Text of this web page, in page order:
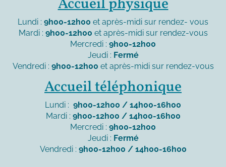
Accueil physique
Lundi : 9h00-12h00 et après-midi sur rendez- vous
Mardi : 9h00-12h00 et après-midi sur rendez-vous
Mercredi : 9h00-12h00
Jeudi : Fermé
Vendredi : 9h00-12h00 et après-midi sur rendez-vous
Accueil téléphonique
Lundi : 9h00-12h00 / 14h00-16h00
Mardi : 9h00-12h00 / 14h00-16h00
Mercredi : 9h00-12h00
Jeudi : Fermé
Vendredi : 9h00-12h00 / 14h00-16h00